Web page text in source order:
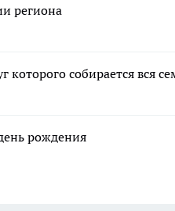
региона
собирается вся
рождения